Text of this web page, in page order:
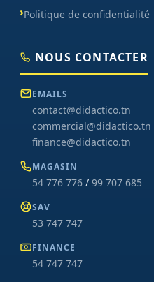
Politique de confidentialité
NOUS CONTACTER
EMAILS
contact@didactico.tn
commercial@didactico.tn
finance@didactico.tn
MAGASIN
54 776 776 / 99 707 685
SAV
53 747 747
FINANCE
54 747 747